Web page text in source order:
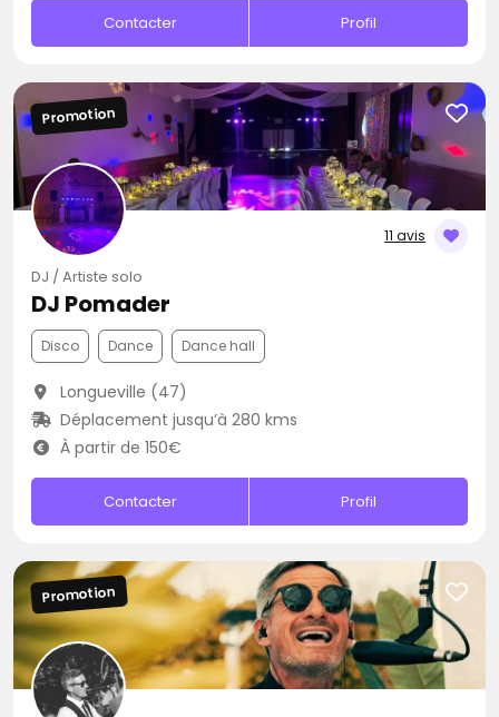
Contacter Profil
11 avis
Promotion
DJ / Artiste solo
DJ Pomader
Disco Dance Dance hall
Longueville (47)
Déplacement jusqu’à 280 kms
À partir de 150€
Contacter Profil
Promotion